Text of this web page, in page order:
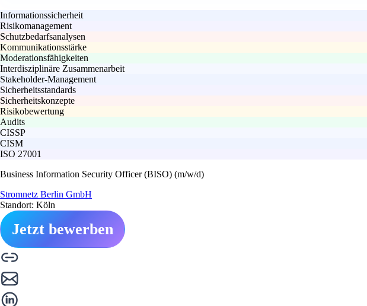
Informationssicherheit
Risikomanagement
Schutzbedarfsanalysen
Kommunikationsstärke
Moderationsfähigkeiten
Interdisziplinäre Zusammenarbeit
Stakeholder-Management
Sicherheitsstandards
Sicherheitskonzepte
Risikobewertung
Audits
CISSP
CISM
ISO 27001
Business Information Security Officer (BISO) (m/w/d)
Stromnetz Berlin GmbH
Standort: Köln
Jetzt bewerben